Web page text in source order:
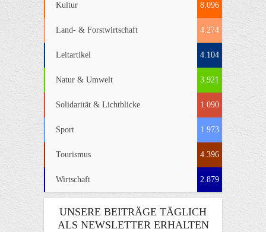
Kultur 8.096
Land- & Forstwirtschaft 4.274
Leitartikel 4.104
Natur & Umwelt 3.921
Solidarität & Lichtblicke 1.090
Sport 1.973
Tourismus 4.396
Wirtschaft 2.879
UNSERE BEITRÄGE TÄGLICH
ALS NEWSLETTER ERHALTEN